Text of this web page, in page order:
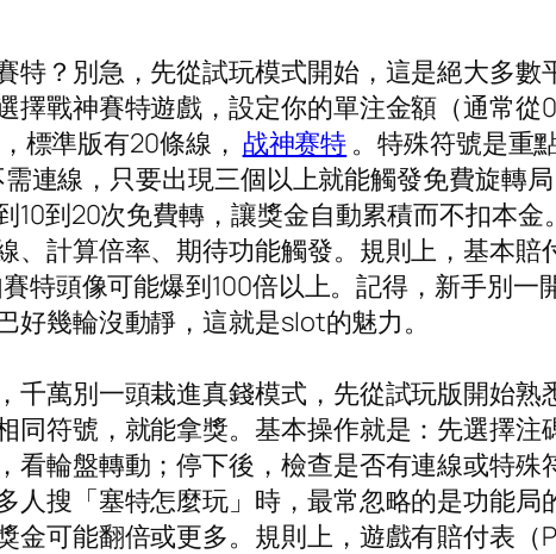
特？別急，先從試玩模式開始，這是絕大多
擇戰神賽特遊戲，設定你的單注金額（通常
標準版有20條線， 战神赛特 。特殊符號是重
連線，只要出現三個以上就能觸發免費旋轉
10到20次免費轉，讓獎金自動累積而不扣本
、計算倍率、期待功能觸發。規則上，基本
特頭像可能爆到100倍以上。記得，新手別
好幾輪沒動靜，這就是slot的魅力。
千萬別一頭栽進真錢模式，先從試玩版開始
同符號，就能拿獎。基本操作就是：先選擇
看輪盤轉動；停下後，檢查是否有連線或特
人搜「塞特怎麼玩」時，最常忽略的是功能
金可能翻倍或更多。規則上，遊戲有賠付表